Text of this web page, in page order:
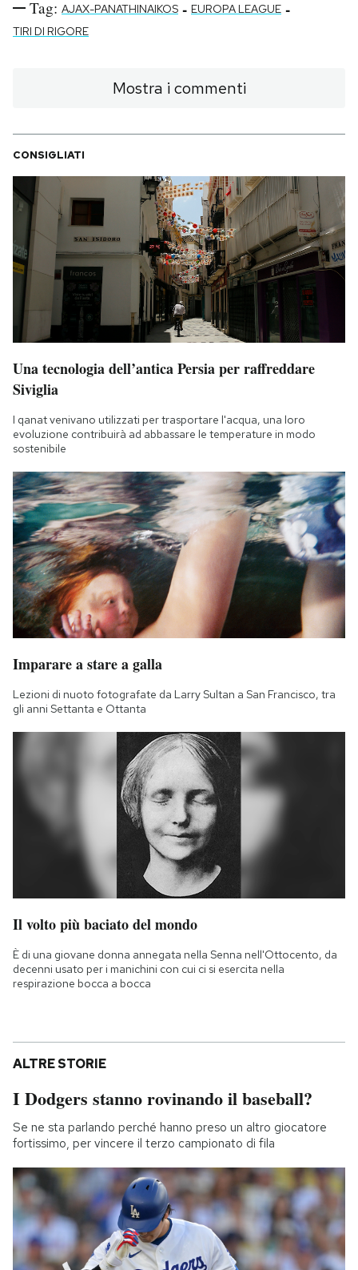
Tag: AJAX-PANATHINAIKOS - EUROPA LEAGUE -
TIRI DI RIGORE
Mostra i commenti
CONSIGLIATI
Una tecnologia dell’antica Persia per raffreddare
Siviglia
I qanat venivano utilizzati per trasportare l'acqua, una loro
evoluzione contribuirà ad abbassare le temperature in modo
sostenibile
Imparare a stare a galla
Lezioni di nuoto fotografate da Larry Sultan a San Francisco, tra
gli anni Settanta e Ottanta
Il volto più baciato del mondo
È di una giovane donna annegata nella Senna nell'Ottocento, da
decenni usato per i manichini con cui ci si esercita nella
respirazione bocca a bocca
ALTRE STORIE
I Dodgers stanno rovinando il baseball?
Se ne sta parlando perché hanno preso un altro giocatore
fortissimo, per vincere il terzo campionato di fila